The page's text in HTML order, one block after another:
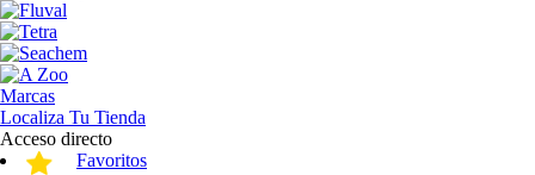
Marcas
Localiza Tu Tienda
Acceso directo
Favoritos